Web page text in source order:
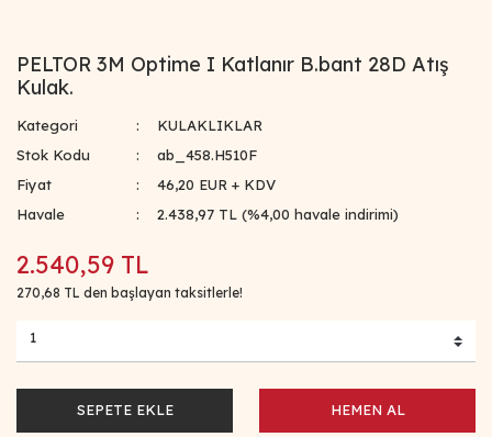
PELTOR 3M Optime I Katlanır B.bant 28D Atış
Kulak.
Kategori
KULAKLIKLAR
Stok Kodu
ab_458.H510F
Fiyat
46,20 EUR + KDV
Havale
2.438,97 TL (%4,00 havale indirimi)
2.540,59 TL
270,68 TL den başlayan taksitlerle!
SEPETE EKLE HEMEN AL